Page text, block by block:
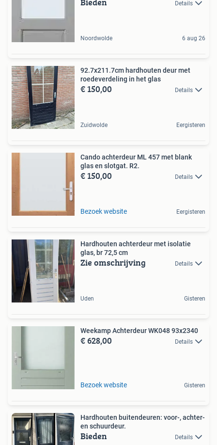
Details
Noordwolde 6 aug 26
92.7x211.7cm hardhouten deur met
roedeverdeling in het glas
€ 150,00 Details
Zuidwolde Eergisteren
Cando achterdeur ML 457 met blank
glas en slotgat. R2.
€ 150,00 Details
Bezoek website Eergisteren
Hardhouten achterdeur met isolatie
glas, br 72,5 cm
Zie omschrijving Details
Uden Gisteren
Weekamp Achterdeur WK048 93x2340
€ 628,00 Details
Bezoek website Gisteren
Hardhouten buitendeuren: voor-, achter-
en schuurdeur.
Bieden Details